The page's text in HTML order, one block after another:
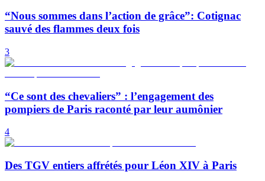
“Nous sommes dans l’action de grâce”: Cotignac
sauvé des flammes deux fois
3
“Ce sont des chevaliers” : l’engagement des
pompiers de Paris raconté par leur aumônier
4
Des TGV entiers affrétés pour Léon XIV à Paris